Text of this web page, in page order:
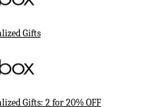
Gifts
Gifts: 2 for 20% OFF